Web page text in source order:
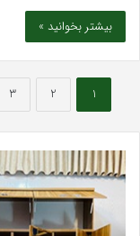
بیشتر بخوانید »
1
2
3
بهترین
کلینیک
زیبایی